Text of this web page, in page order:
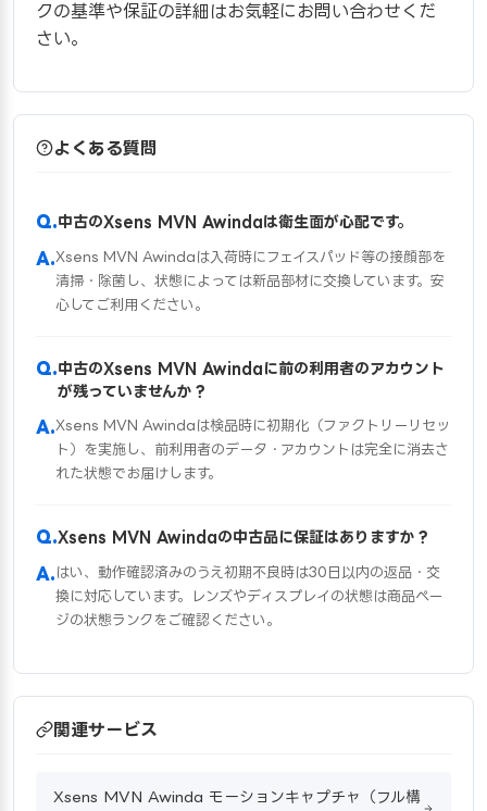
クの基準や保証の詳細はお気軽にお問い合わせくだ
さい。
よくある質問
中古のXsens MVN Awindaは衛生面が心配です。
Xsens MVN Awindaは入荷時にフェイスパッド等の接顔部を
清掃・除菌し、状態によっては新品部材に交換しています。安
心してご利用ください。
中古のXsens MVN Awindaに前の利用者のアカウント
が残っていませんか？
Xsens MVN Awindaは検品時に初期化（ファクトリーリセッ
ト）を実施し、前利用者のデータ・アカウントは完全に消去さ
れた状態でお届けします。
Xsens MVN Awindaの中古品に保証はありますか？
はい、動作確認済みのうえ初期不良時は30日以内の返品・交
換に対応しています。レンズやディスプレイの状態は商品ペー
ジの状態ランクをご確認ください。
関連サービス
Xsens MVN Awinda モーションキャプチャ（フル構